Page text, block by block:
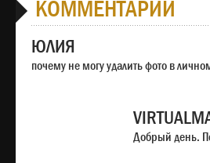
КОММЕНТАРИИ
ЮЛИЯ
почему не могу удалить фото в
Добрый день.